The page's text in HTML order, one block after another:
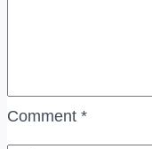
Comment *